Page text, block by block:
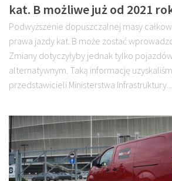
kat. B możliwe już od 2021
Podwyższenie dopuszczalnej masy
prawa jazdy kat. B może zostać
Zmiany dotyczyłyby jednak tylko
alternatywnym. Taką informację
przedstawicieli Ministerstwa Infrastruktury....